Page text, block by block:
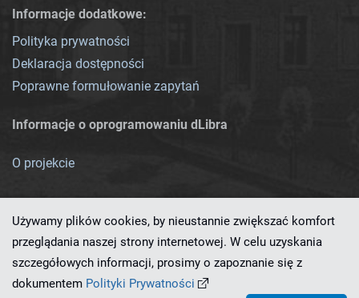
Informacje dodatkowe:
Polityka prywatności
Deklaracja dostępności
Poprawne formułowanie zapytań
Informacje o oprogramowaniu dLibra
O projekcie
Ten serwis działa dzięki oprogramowaniu
Używamy plików cookies, by nieustannie zwiększać komfort
przeglądania naszej strony internetowej. W celu uzyskania
szczegółowych informacji, prosimy o zapoznanie się z
dokumentem Polityki Prywatności